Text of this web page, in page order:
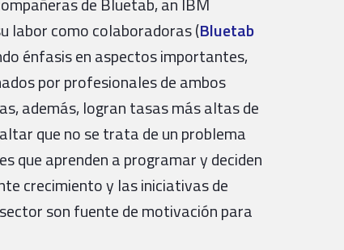
labor como colaboradoras (Bluetab
énfasis en aspectos importantes,
por profesionales de ambos
además, logran tasas más altas de
que no se trata de un problema
que aprenden a programar y deciden
crecimiento y las iniciativas de
son fuente de motivación para